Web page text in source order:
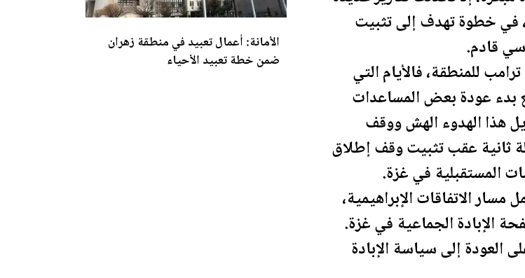
في خطوة تهدف إلى تثبيت
قادم.
ترامبللمنطقة، فالأيام التي
بدء عودة بعض المساعدات
هذا الهدوء الهش ووقف
ثانية عقب تثبيت وقف إطلاق
المستقبلية في غزة.
الاتفاقات الإبراهيمية،
الإبادة الجماعية في غزة.
إلى سياسة الإبادة
الأمانة: أعمالتعبيد في منطقة زهران
ضمن خطة تعبيد الأحياء